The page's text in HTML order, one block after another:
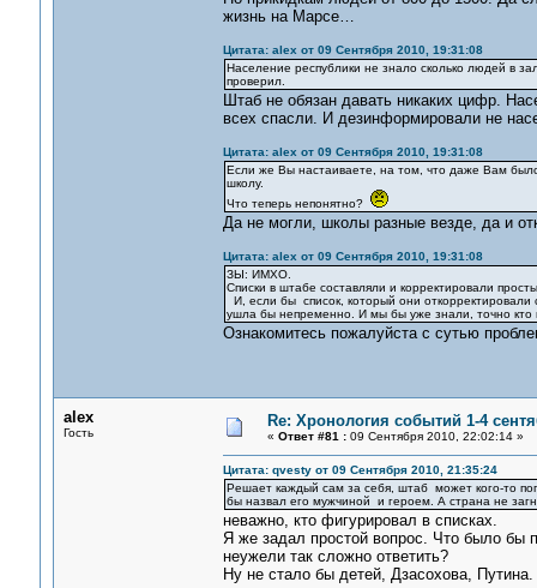
жизнь на Марсе…
Цитата: alex от 09 Сентября 2010, 19:31:08
Население республики не знало сколько людей в
проверил.
Штаб не обязан давать никаких цифр.
всех спасли. И дезинформировали не
Цитата: alex от 09 Сентября 2010, 19:31:08
Если же Вы настаиваете, на том, что даже Вам
школу.
Что теперь непонятно?
Да не могли, школы разные везде, да и
Цитата: alex от 09 Сентября 2010, 19:31:08
ЗЫ: ИМХО.
Списки в штабе составляли и корректировали
И, если бы список, который они
ушла бы непременно. И мы бы уже знали, точно кто
Ознакомитесь пожалуйста с сутью
alex
Гость
Re: Хронология событий 1-4
« Ответ #81 :09 Сентября 2010, 22:02:14 »
Цитата: qvesty от 09 Сентября 2010, 21:35:24
Решает каждый сам за себя, штаб может кого-то
бы назвал его мужчиной и героем. А страна не
неважно, кто фигурировал в списках.
Я же задал простой вопрос. Что было бы
неужели так сложно ответить?
Ну не стало бы детей, Дзасохова,